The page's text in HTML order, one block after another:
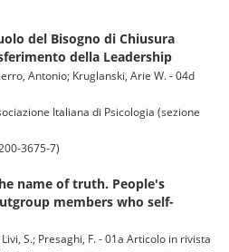
del Bisogno di Chiusura
della Leadership
Antonio; Kruglanski, Arie W. - 04d
Italiana di Psicologia (sezione
3675-7)
name of truth. People's
members who self-
S.; Presaghi, F. - 01a Articolo in rivista